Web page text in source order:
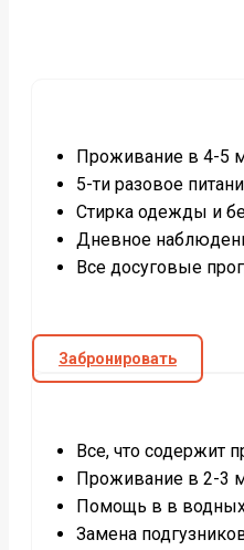
Проживание в 4-5
5-ти разовое
Стирка одежды и
Дневное
Все досуговые
Забронировать
Все, что содержит
Проживание в 2-3
Помощь в в водных
Замена